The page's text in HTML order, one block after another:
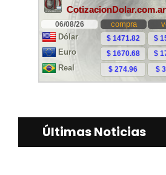
Últimas Noticias